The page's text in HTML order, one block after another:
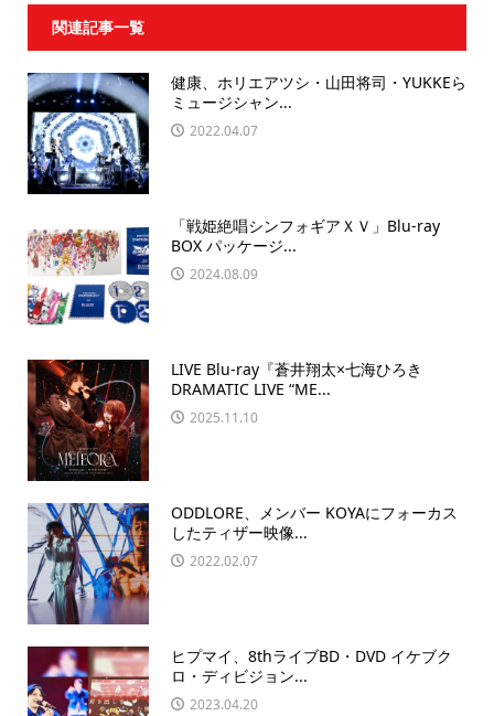
関連記事一覧
健康、ホリエアツシ・山田将司・YUKKEら
ミュージシャン...
2022.04.07
「戦姫絶唱シンフォギアＸＶ」Blu-ray
BOX パッケージ...
2024.08.09
LIVE Blu-ray『蒼井翔太×七海ひろき
DRAMATIC LIVE “ME...
2025.11.10
ODDLORE、メンバー KOYAにフォーカス
したティザー映像...
2022.02.07
ヒプマイ、8thライブBD・DVD イケブク
ロ・ディビジョン...
2023.04.20